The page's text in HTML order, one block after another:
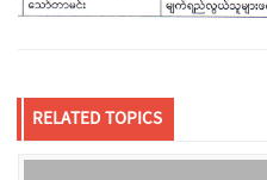
RELATED TOPICS